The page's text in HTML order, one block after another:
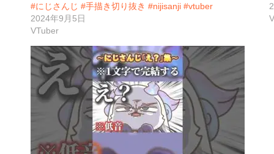
#にじさんじ #手描き切り抜き #nijisanji #vtuber
2024年9月5日
VTuber